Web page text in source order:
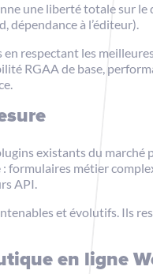
une liberté totale sur
dépendance à l’éditeur).
respectant les
RGAA de base,
existants du
métier
API.
et évolutifs. Ils
en ligne